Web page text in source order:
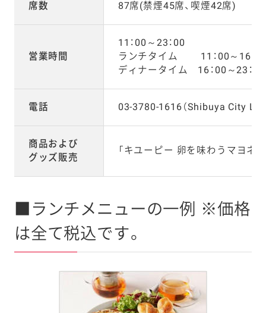
席数 87席(禁煙45席、喫煙42席)
営業時間
11：00～23：00
ランチタイム 11：00～16：
ディナータイム 16：00～23：
電話 03-3780-1616（Shibuya City
商品および
グッズ販売
「キユーピー 卵を味わうマヨネ
■ランチメニューの一例 ※価格
は全て税込です。